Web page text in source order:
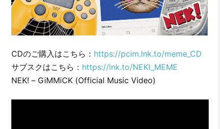
CDのご購入はこちら： https://pcim.lnk.to/meme_CD
サブスクはこちら： https://lnk.to/NEKI_MEME
NEK! – GiMMiCK (Official Music Video)